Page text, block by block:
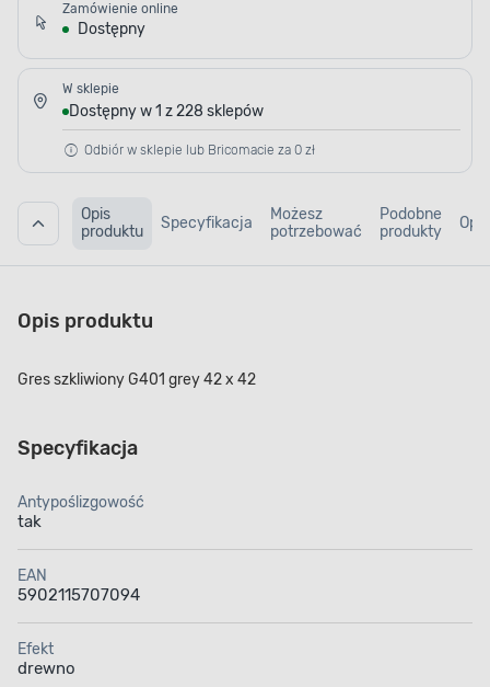
Zamówienie online
Dostępny
W sklepie
Dostępny w 1 z 228 sklepów
Odbiór w sklepie lub Bricomacie za 0 zł
Opis
produktu
Specyfikacja
Możesz
potrzebować
Podobne
produkty
Opis produktu
Gres szkliwiony G401 grey 42 x 42
Specyfikacja
Antypoślizgowość
tak
EAN
5902115707094
Efekt
drewno